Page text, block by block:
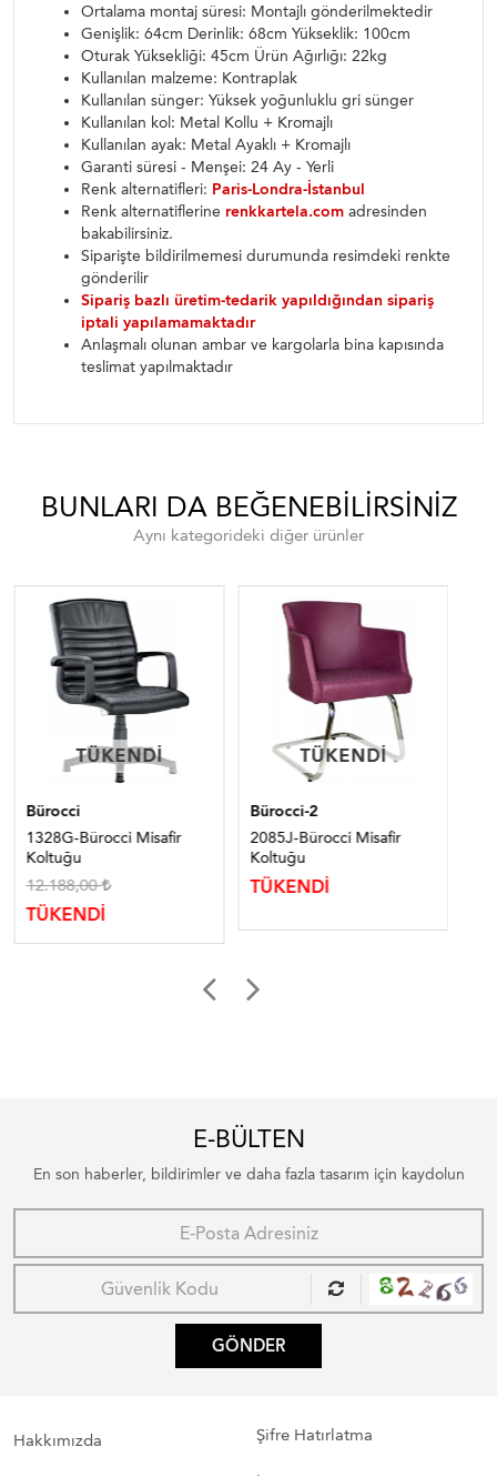
Ortalama montaj süresi: Montajlı gönderilmektedir
Genişlik: 64cm Derinlik: 68cm Yükseklik: 100cm
Oturak Yüksekliği: 45cm Ürün Ağırlığı: 22kg
Kullanılan malzeme: Kontraplak
Kullanılan sünger: Yüksek yoğunluklu gri sünger
Kullanılan kol: Metal Kollu + Kromajlı
Kullanılan ayak: Metal Ayaklı + Kromajlı
Garanti süresi - Menşei: 24 Ay - Yerli
Renk alternatifleri: Paris-Londra-İstanbul
Renk alternatiflerine renkkartela.com adresinden
bakabilirsiniz.
Siparişte bildirilmemesi durumunda resimdeki renkte
gönderilir
Sipariş bazlı üretim-tedarik yapıldığından sipariş
iptali yapılamamaktadır
Anlaşmalı olunan ambar ve kargolarla bina kapısında
teslimat yapılmaktadır
BUNLARI DA BEĞENEBILIRSINIZ
Aynı kategorideki diğer ürünler
TÜKENDI
TÜKENDI
Bürocci
1328G-Bürocci Misafir
Koltuğu
12.188,00
TÜKENDİ
TÜKENDI
TÜKENDI
Bürocci-2
2085J-Bürocci Misafir
Koltuğu
TÜKENDİ
E-BÜLTEN
En son haberler, bildirimler ve daha fazla tasarım için kaydolun
GÖNDER
Hakkımızda Şifre Hatırlatma